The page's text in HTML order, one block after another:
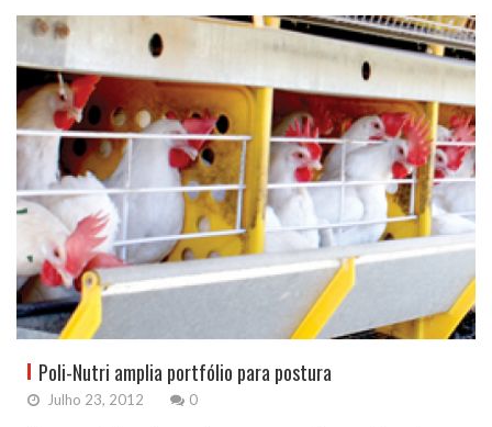
Poli-Nutri amplia portfólio para postura
Julho 23, 2012 0